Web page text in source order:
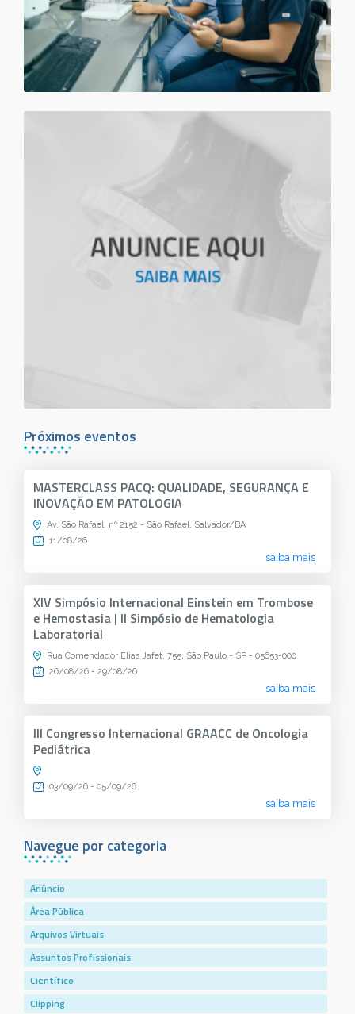
Navegue por categoria
Anúncio
Área Pública
Arquivos Virtuais
Assuntos Profissionais
Científico
Clipping
Próximos eventos
MASTERCLASS PACQ: QUALIDADE, SEGURANÇA E
INOVAÇÃO EM PATOLOGIA
Av. São Rafael, nº 2152 - São Rafael, Salvador/BA
11/08/26
saiba mais
XIV Simpósio Internacional Einstein em Trombose
e Hemostasia | II Simpósio de Hematologia
Laboratorial
Rua Comendador Elias Jafet, 755, São Paulo - SP - 05653-000
26/08/26 - 29/08/26
saiba mais
III Congresso Internacional GRAACC de Oncologia
Pediátrica
03/09/26 - 05/09/26
saiba mais